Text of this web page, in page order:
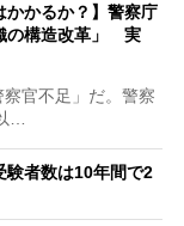
かかるか？】警察庁
の構造改革」 実
官不足」だ。警察
…
験者数は10年間で2